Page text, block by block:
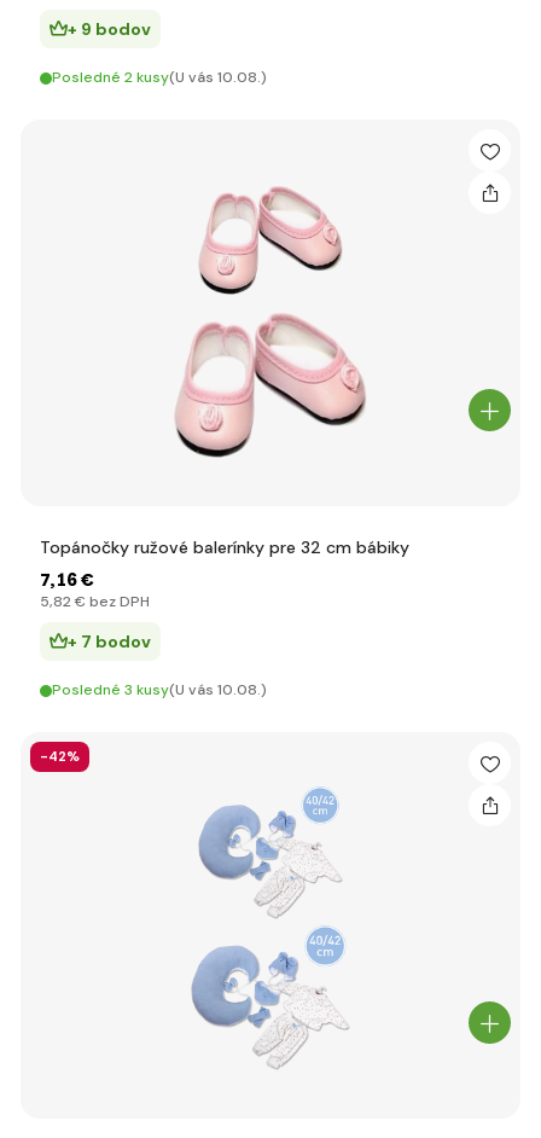
+ 9 bodov
Posledné 2 kusy(U vás 10.08.)
Topánočky ružové balerínky pre 32 cm bábiky
7,16 €
5,82 € bez DPH
+ 7 bodov
Posledné 3 kusy(U vás 10.08.)
-42%